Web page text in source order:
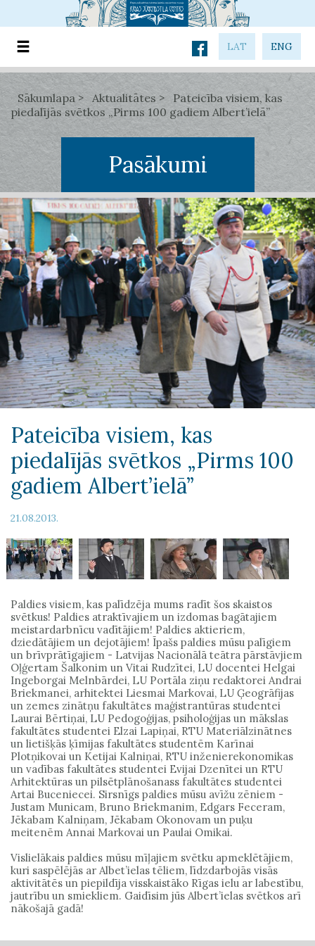
LAT ENG
Sākumlapa Aktualitātes
Pateicība visiem, kas
piedalījās svētkos „Pirms 100 gadiem Albert’ielā”
Pasākumi
Pateicība visiem, kas
piedalījās svētkos „Pirms 100
gadiem Albert’ielā”
21.08.2013.
Paldies visiem, kas palīdzēja mums radīt šos skaistos
svētkus! Paldies atraktīvajiem un izdomas bagātajiem
meistardarbnīcu vadītājiem! Paldies aktieriem,
dziedātājiem un dejotājiem! Īpašs paldies mūsu palīgiem
un brīvprātīgajiem - Latvijas Nacionālā teātra pārstāvjiem
Oļģertam Šalkonim un Vitai Rudzītei, LU docentei Helgai
Ingeborgai Melnbārdei, LU Portāla ziņu redaktorei Andrai
Briekmanei, arhitektei Liesmai Markovai, LU Ģeogrāfijas
un zemes zinātņu fakultātes maģistrantūras studentei
Laurai Bērtiņai, LU Pedogoģijas, psiholoģijas un mākslas
fakultātes studentei Elzai Lapiņai, RTU Materiālzinātnes
un lietišķās ķīmijas fakultātes studentēm Karīnai
Plotņikovai un Ketijai Kalniņai, RTU inženierekonomikas
un vadības fakultātes studentei Evijai Dzenītei un RTU
Arhitektūras un pilsētplānošanass fakultātes studentei
Artai Buceniecei. Sirsnīgs paldies mūsu avīžu zēniem -
Justam Municam, Bruno Briekmanim, Edgars Feceram,
Jēkabam Kalniņam, Jēkabam Okonovam un puķu
meitenēm Annai Markovai un Paulai Omikai.
Vislielākais paldies mūsu mīļajiem svētku apmeklētājiem,
kuri saspēlējās ar Albet’ielas tēliem, līdzdarbojās visās
aktivitātēs un piepildīja visskaistāko Rīgas ielu ar labestību,
jautrību un smiekliem. Gaidīsim jūs Albert’ielas svētkos arī
nākošajā gadā!